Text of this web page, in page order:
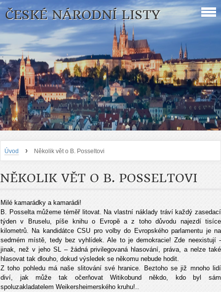
ČESKÉ NÁRODNÍ LISTY
Úvod › Několik vět o B. Posseltovi
NĚKOLIK VĚT O B. POSSELTOVI
Milé kamarádky a kamarádi!
B. Posselta můžeme téměř litovat. Na vlastní náklady tráví každý zasedací
týden v Bruselu, píše knihu o Evropě a z toho důvodu najezdí tisíce
kilometrů. Na kandidátce CSU pro volby do Evropského parlamentu je na
sedmém místě, tedy bez vyhlídek. Ale to je demokracie! Zde neexistují -
jinak, než v jeho SL – žádná privilegovaná hlasování, práva, a nelze také
hlasovat tak dlouho, dokud výsledek se někomu nebude hodit.
Z toho pohledu má naše slitování své hranice. Beztoho se již mnoho lidí
diví, jak může tak očerňovat Witikobund někdo, kdo byl sám
spoluzakladatelem Weikersheimerského kruhu!..